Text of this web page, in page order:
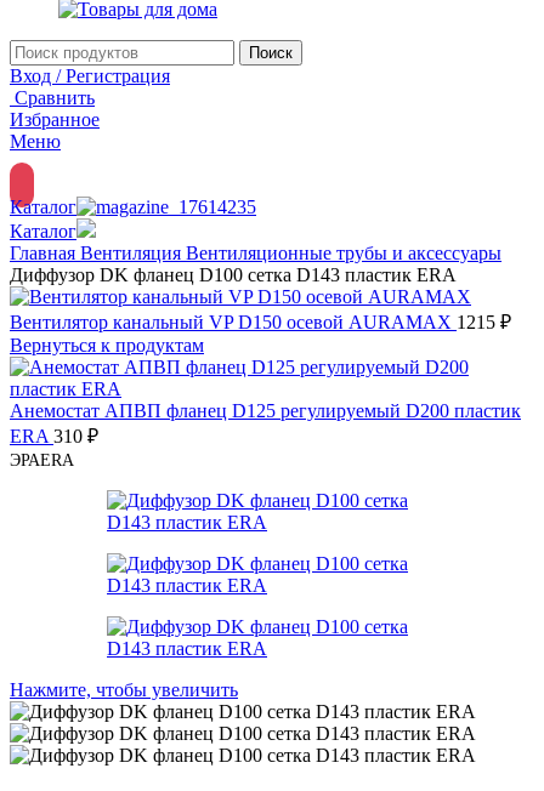
Поиск
Вход / Регистрация
Сравнить
Избранное
Меню
Каталог
Каталог
Главная Вентиляция Вентиляционные трубы и аксессуары
Диффузор DK фланец D100 сетка D143 пластик ERA
Вентилятор канальный VP D150 осевой AURAMAX 1215 ₽
Вернуться к продуктам
Анемостат АПВП фланец D125 регулируемый D200 пластик
ERA310 ₽
ЭРАERA
Нажмите, чтобы увеличить